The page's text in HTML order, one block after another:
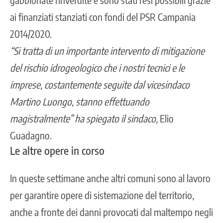
ai finanziati stanziati con fondi del PSR Campania
2014/2020.
“Si tratta di un importante intervento di mitigazione
del rischio idrogeologico che i nostri tecnici e le
imprese, costantemente seguite dal vicesindaco
Martino Luongo, stanno effettuando
magistralmente” ha spiegato il sindaco, Elio
Guadagno.
Le altre opere in corso
In queste settimane anche altri comuni sono al lavoro
per garantire opere di sistemazione del territorio,
anche a fronte dei danni provocati dal maltempo negli